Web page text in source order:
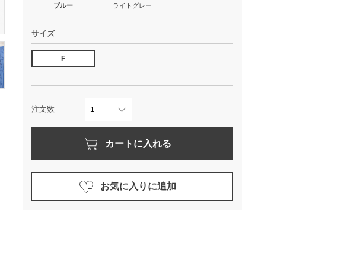
ブルー ライトグレー
サイズ
F
注文数
カートに入れる
お気に入りに追加